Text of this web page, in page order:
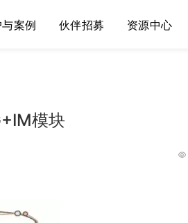
案例 伙伴招募 资源中心
模块